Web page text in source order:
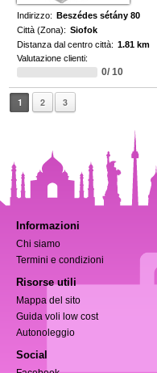
Indirizzo: Beszédes sétány 80
Città (Zona): Siofok
Distanza dal centro città: 1.81 km
Valutazione clienti:
0/ 10
1 2 3
Informazioni
Chi siamo
Termini e condizioni
Risorse utili
Mappa del sito
Guida voli low cost
Autonoleggio
Social